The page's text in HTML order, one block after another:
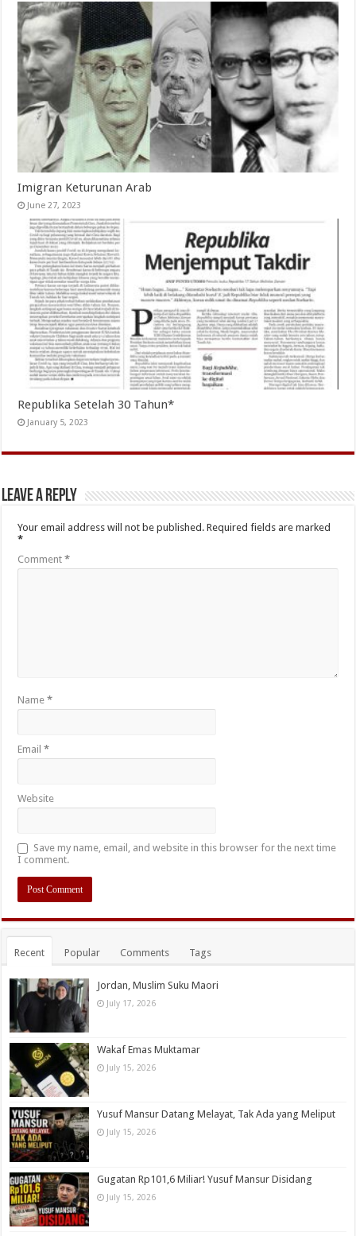
Imigran Keturunan Arab
June 27, 2023
Republika Setelah 30 Tahun*
January 5, 2023
Leave a Reply
Your email address will not be published. Required fields are marked
*
Comment*
Name*
Email*
Website
Save my name, email, and website in this browser for the next time
I comment.
Recent Popular Comments Tags
Jordan, Muslim Suku Maori
July 17, 2026
Wakaf Emas Muktamar
July 15, 2026
Yusuf Mansur Datang Melayat, Tak Ada yang Meliput
July 15, 2026
Gugatan Rp101,6 Miliar! Yusuf Mansur Disidang
July 15, 2026